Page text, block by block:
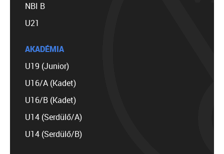
NBI B
U21
AKADÉMIA
U19 (Junior)
U16/A (Kadet)
U16/B (Kadet)
U14 (Serdülő/A)
U14 (Serdülő/B)